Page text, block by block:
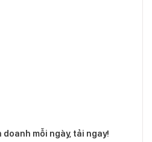
mỗi ngày, tải ngay!